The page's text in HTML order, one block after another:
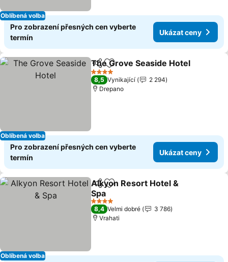
Oblíbená volba
Pro zobrazení přesných cen vyberte
termín
Ukázat ceny
Oblíbená volba
SdíletPřidat na seznam oblíbených
The Grove Seaside Hotel
4 Počet hvězdiček
8,5 Vynikající
2 294
Drepano
Pro zobrazení přesných cen vyberte
termín
Ukázat ceny
Oblíbená volba
SdíletPřidat na seznam oblíbených
Alkyon Resort Hotel &
Spa
4 Počet hvězdiček
8,4 Velmi dobré
3 786
Vrahati